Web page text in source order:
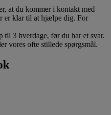
at du kommer i kontakt med
er klar til at hjælpe dig. For
til 3 hverdage, før du har et svar.
vores ofte stillede spørgsmål.